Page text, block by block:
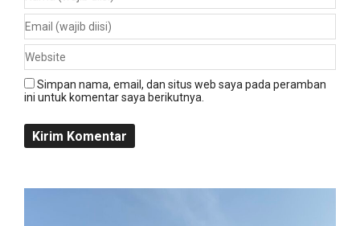
Simpan nama, email, dan situs web saya pada peramban
ini untuk komentar saya berikutnya.